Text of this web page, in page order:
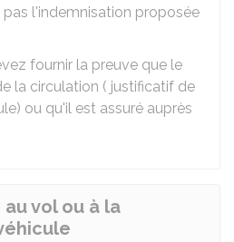
l'indemnisation proposée
fournir la preuve que le
la circulation ( justificatif de
ou qu'il est assuré auprès
vol ou à la